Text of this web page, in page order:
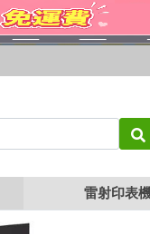
雷射印表